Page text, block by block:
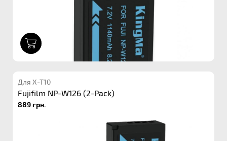
Для X-T10
Fujifilm NP-W126 (2-Pack)
889 грн.